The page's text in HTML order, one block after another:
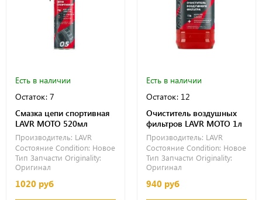
Есть в наличии
Остаток: 7
Смазка цепи спортивная
LAVR MOTO 520мл
Производитель: LAVR
Состояние Condition: Новое
Тип Запчасти Originality:
Оригинал
1020 руб
Есть в наличии
Остаток: 12
Очиститель воздушных
фильтров LAVR MOTO 1л
Производитель: LAVR
Состояние Condition: Новое
Тип Запчасти Originality:
Оригинал
940 руб